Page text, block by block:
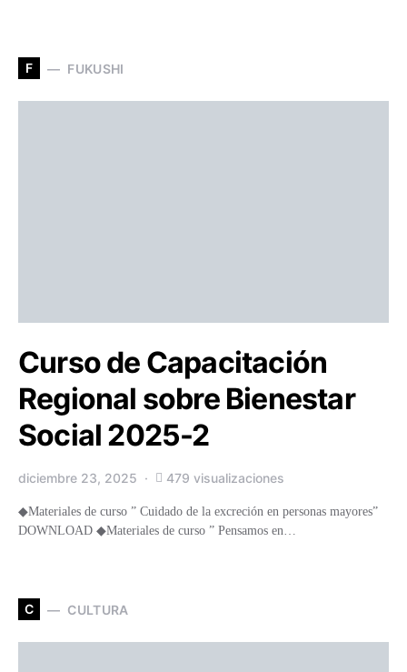
F FUKUSHI
Curso de Capacitación
Regional sobre Bienestar
Social 2025-2
diciembre 23, 2025 479 visualizaciones
◆Materiales de curso ” Cuidado de la excreción en personas mayores”
DOWNLOAD ◆Materiales de curso ” Pensamos en…
C CULTURA